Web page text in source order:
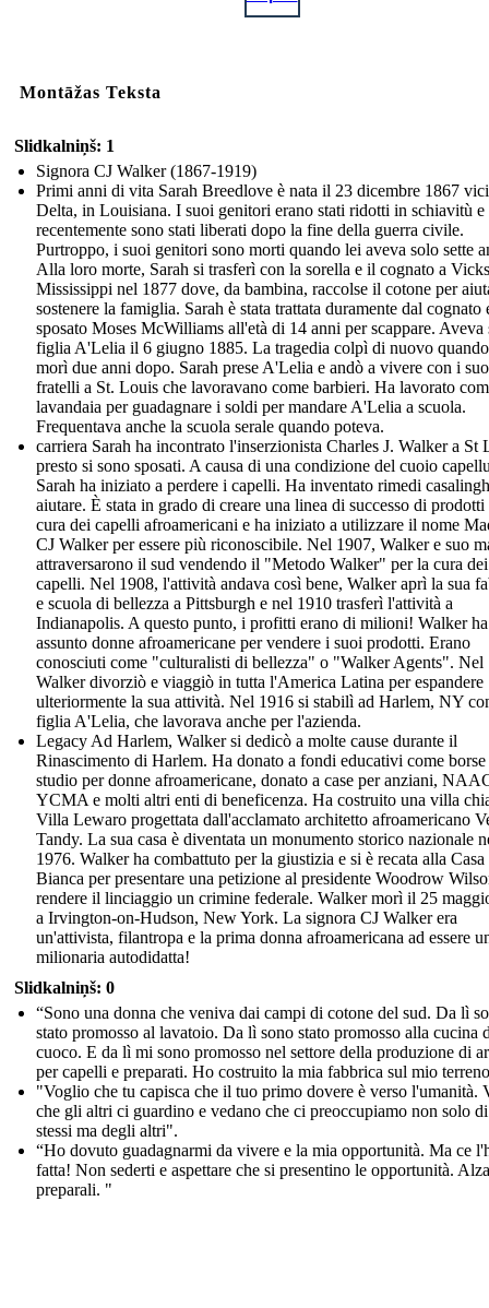
Montāžas Teksta
Slidkalniņš: 1
Signora CJ Walker (1867-1919)
Primi anni di vita Sarah Breedlove è nata il 23 dicembre 1867
Delta, in Louisiana. I suoi genitori erano stati ridotti in schiavitù e
recentemente sono stati liberati dopo la fine della guerra civile.
Purtroppo, i suoi genitori sono morti quando lei aveva solo sette
Alla loro morte, Sarah si trasferì con la sorella e il cognato a
Mississippi nel 1877 dove, da bambina, raccolse il cotone per
sostenere la famiglia. Sarah è stata trattata duramente dal cognato
sposato Moses McWilliams all'età di 14 anni per scappare. Aveva
figlia A'Lelia il 6 giugno 1885. La tragedia colpì di nuovo
morì due anni dopo. Sarah prese A'Lelia e andò a vivere con i
fratelli a St. Louis che lavoravano come barbieri. Ha lavorato
lavandaia per guadagnare i soldi per mandare A'Lelia a scuola.
Frequentava anche la scuola serale quando poteva.
carriera Sarah ha incontrato l'inserzionista Charles J. Walker a St
presto si sono sposati. A causa di una condizione del cuoio
Sarah ha iniziato a perdere i capelli. Ha inventato rimedi
aiutare. È stata in grado di creare una linea di successo di prodotti
cura dei capelli afroamericani e ha iniziato a utilizzare il nome
CJ Walker per essere più riconoscibile. Nel 1907, Walker e suo
attraversarono il sud vendendo il "Metodo Walker" per la cura dei
capelli. Nel 1908, l'attività andava così bene, Walker aprì la sua
e scuola di bellezza a Pittsburgh e nel 1910 trasferì l'attività a
Indianapolis. A questo punto, i profitti erano di milioni! Walker ha
assunto donne afroamericane per vendere i suoi prodotti. Erano
conosciuti come "culturalisti di bellezza" o "Walker Agents". Nel
Walker divorziò e viaggiò in tutta l'America Latina per espandere
ulteriormente la sua attività. Nel 1916 si stabilì ad Harlem, NY
figlia A'Lelia, che lavorava anche per l'azienda.
Legacy Ad Harlem, Walker si dedicò a molte cause durante il
Rinascimento di Harlem. Ha donato a fondi educativi come
studio per donne afroamericane, donato a case per anziani,
YCMA e molti altri enti di beneficenza. Ha costruito una villa
Villa Lewaro progettata dall'acclamato architetto afroamericano
Tandy. La sua casa è diventata un monumento storico nazionale
1976. Walker ha combattuto per la giustizia e si è recata alla Casa
Bianca per presentare una petizione al presidente Woodrow
rendere il linciaggio un crimine federale. Walker morì il 25
a Irvington-on-Hudson, New York. La signora CJ Walker era
un'attivista, filantropa e la prima donna afroamericana ad essere
milionaria autodidatta!
Slidkalniņš: 0
“Sono una donna che veniva dai campi di cotone del sud. Da lì
stato promosso al lavatoio. Da lì sono stato promosso alla cucina
cuoco. E da lì mi sono promosso nel settore della produzione di
per capelli e preparati. Ho costruito la mia fabbrica sul mio
"Voglio che tu capisca che il tuo primo dovere è verso l'umanità.
che gli altri ci guardino e vedano che ci preoccupiamo non solo
stessi ma degli altri".
“Ho dovuto guadagnarmi da vivere e la mia opportunità. Ma ce
fatta! Non sederti e aspettare che si presentino le opportunità.
preparali. "